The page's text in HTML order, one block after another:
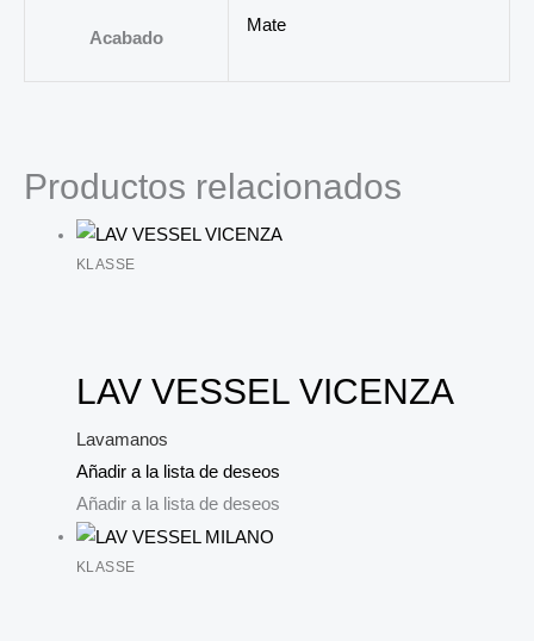
Acabado
Mate
Productos relacionados
KLASSE
LAV VESSEL VICENZA
Lavamanos
Añadir a la lista de deseos
Añadir a la lista de deseos
KLASSE